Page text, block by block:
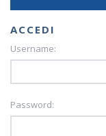
ACCEDI
Username:
Password: